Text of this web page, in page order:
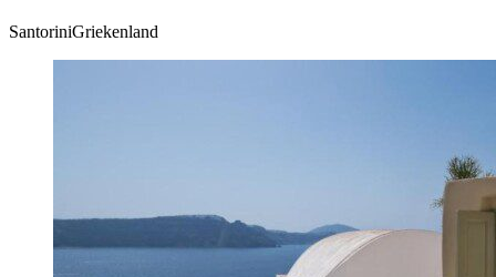
SantoriniGriekenland